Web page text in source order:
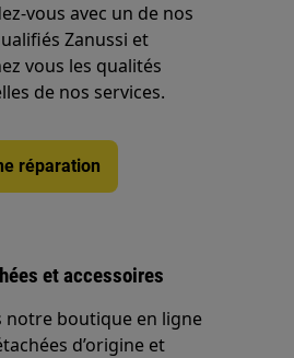
vous avec un de nos
Zanussi et
vous les qualités
de nos services.
réparation
et accessoires
notre boutique en ligne
d’origine et